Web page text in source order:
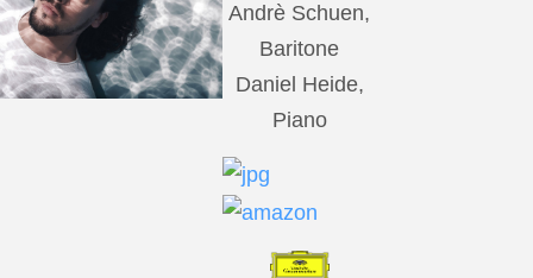
Andrè Schuen,
Baritone
Daniel Heide,
Piano